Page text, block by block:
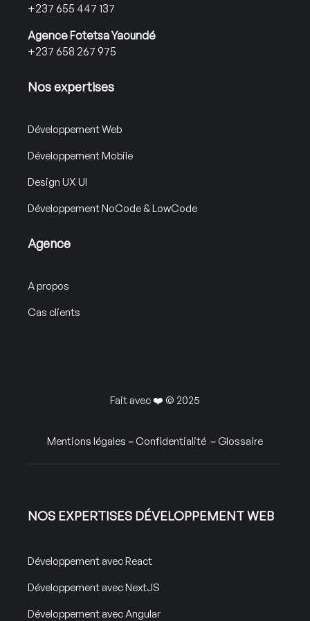
+237 655 447 137
Agence Fotetsa Yaoundé
+237 658 267 975
Nos expertises
Développement Web
Développement Mobile
Design UX UI
Développement NoCode & LowCode
Agence
A propos
Cas clients
Fait avec ❤️ © 2025
Mentions légales –Confidentialité – Glossaire
NOS EXPERTISES DÉVELOPPEMENT WEB
Développement avec React
Développement avec NextJS
Développement avec Angular